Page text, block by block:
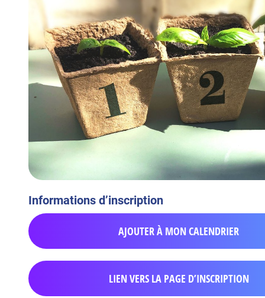
Informations d’inscription
AJOUTER À MON CALENDRIER
LIEN VERS LA PAGE D’INSCRIPTION